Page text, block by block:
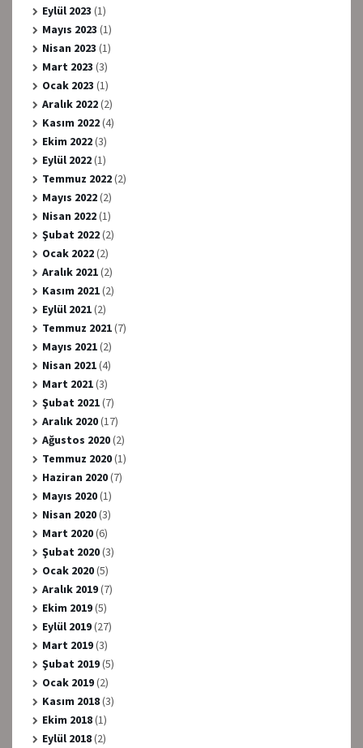
Eylül 2023 (1)
Mayıs 2023 (1)
Nisan 2023 (1)
Mart 2023 (3)
Ocak 2023 (1)
Aralık 2022(2)
Kasım 2022(4)
Ekim 2022(3)
Eylül 2022(1)
Temmuz 2022(2)
Mayıs 2022(2)
Nisan 2022(1)
Şubat 2022(2)
Ocak 2022(2)
Aralık 2021(2)
Kasım 2021(2)
Eylül 2021(2)
Temmuz 2021(7)
Mayıs 2021(2)
Nisan 2021(4)
Mart 2021(3)
Şubat 2021(7)
Aralık 2020(17)
Ağustos 2020(2)
Temmuz 2020(1)
Haziran 2020(7)
Mayıs 2020(1)
Nisan 2020(3)
Mart 2020(6)
Şubat 2020(3)
Ocak 2020(5)
Aralık 2019(7)
Ekim 2019(5)
Eylül 2019(27)
Mart 2019(3)
Şubat 2019(5)
Ocak 2019(2)
Kasım 2018(3)
Ekim 2018(1)
Eylül 2018(2)